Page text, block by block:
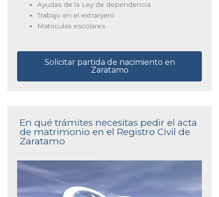
Ayudas de la Ley de dependencia
Trabajo en el extranjero
Matriculas escolares
Solicitar partida de nacimiento en
Zaratamo
En qué trámites necesitas pedir el acta
de matrimonio en el Registro Civil de
Zaratamo